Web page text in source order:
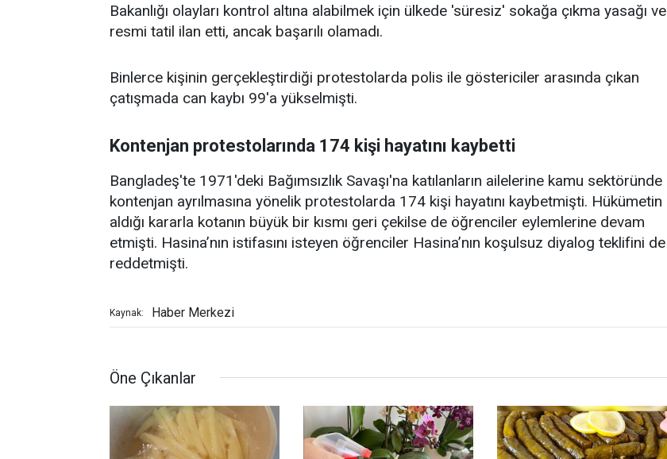
Bakanlığı olayları kontrol altına alabilmek için ülkede 'süresiz' sokağa çıkma yasağı ve
resmi tatil ilan etti, ancak başarılı olamadı.
Binlerce kişinin gerçekleştirdiği protestolarda polis ile göstericiler arasında çıkan
çatışmada can kaybı 99'a yükselmişti.
Kontenjan protestolarında 174 kişi hayatını kaybetti
Bangladeş'te 1971'deki Bağımsızlık Savaşı'na katılanların ailelerine kamu sektöründe
kontenjan ayrılmasına yönelik protestolarda 174 kişi hayatını kaybetmişti. Hükümetin
aldığı kararla kotanın büyük bir kısmı geri çekilse de öğrenciler eylemlerine devam
etmişti. Hasina’nın istifasını isteyen öğrenciler Hasina’nın koşulsuz diyalog teklifini de
reddetmişti.
Kaynak: Haber Merkezi
Öne Çıkanlar